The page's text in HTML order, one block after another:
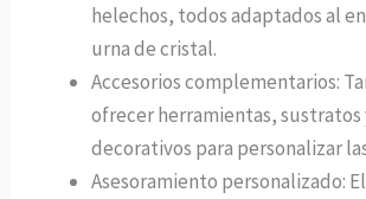
helechos, todos adaptados al
urna de cristal.
Accesorios complementarios:
ofrecer herramientas,
decorativos para personalizar
Asesoramiento personalizado: